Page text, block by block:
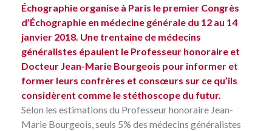
Échographie organise à Paris le premier Congrès
d’Échographie en médecine générale du 12 au 14
janvier 2018. Une trentaine de médecins
généralistes épaulent le Professeur honoraire et
Docteur Jean-Marie Bourgeois pour informer et
former leurs confrères et consœurs sur ce qu’ils
considèrent comme le stéthoscope du futur.
Selon les estimations du Professeur honoraire Jean-
Marie Bourgeois, seuls 5% des médecins généralistes